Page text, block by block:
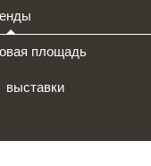
площадь
выставки